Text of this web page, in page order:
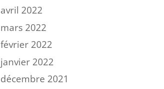
avril 2022
mars 2022
février 2022
janvier 2022
décembre 2021